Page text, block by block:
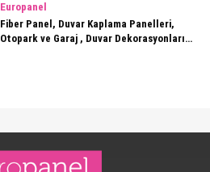
Europanel
Fiber Panel, Duvar Kaplama Panelleri,
Otopark ve Garaj , Duvar Dekorasyonları